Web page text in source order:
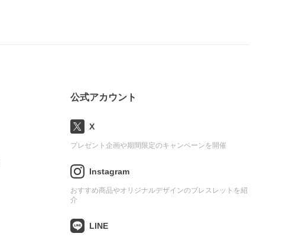
公式アカウント
X
プレゼント企画や期間限定のキャンペーンを開催
Instagram
おすすめ商品やオリジナルデザインのブレスレットを紹
介
LINE